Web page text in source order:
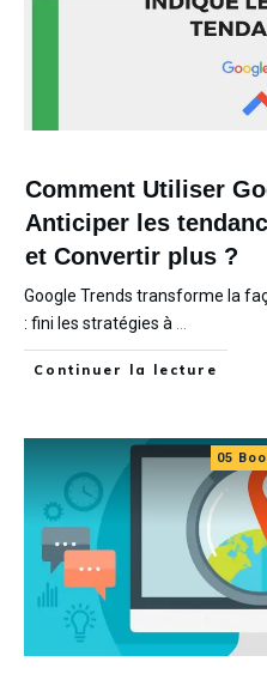
Comment Utiliser
Anticiper les
et Convertir plus ?
Google Trends transforme la
: fini les stratégies à
Continuer la lecture
05